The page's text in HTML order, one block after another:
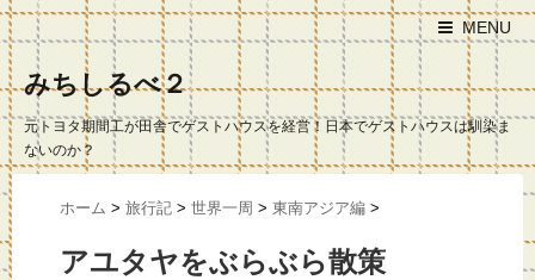
MENU
みちしるべ２
元トヨタ期間工が田舎でゲストハウスを経営！日本でゲストハウスは馴染ま
ないのか？
ホーム > 旅行記 > 世界一周 > 東南アジア編 >
アユタヤをぶらぶら散策